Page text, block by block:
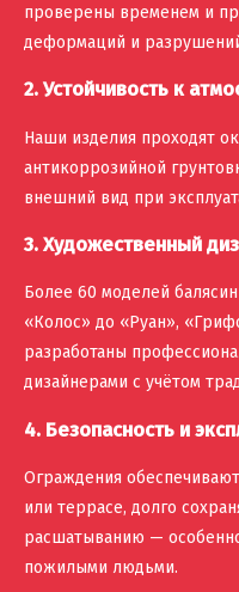
проверены временем и
деформаций и
2. Устойчивость к
Наши изделия проходят
антикоррозийной
внешний вид при
3. Художественный
Более 60 моделей
«Колос» до «Руан»,
разработаны
дизайнерами с учётом
4. Безопасность и
Ограждения
или террасе, долго
расшатыванию —
пожилыми людьми.